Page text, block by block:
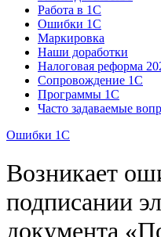
Работа в 1С
Ошибки 1С
Маркировка
Наши доработки
Налоговая реформа
Сопровождение 1С
Программы 1С
Часто задаваемые
Ошибки 1С
Возникает
подписании
документа